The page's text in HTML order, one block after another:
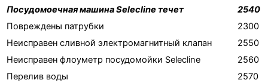
Посудомоечная машина Selecline течет
2540
Повреждены патрубки
2300
Неисправен сливной электромагнитный клапан
2550
Неисправен флоуметр посудомойки Selecline
2560
Перелив воды
2570